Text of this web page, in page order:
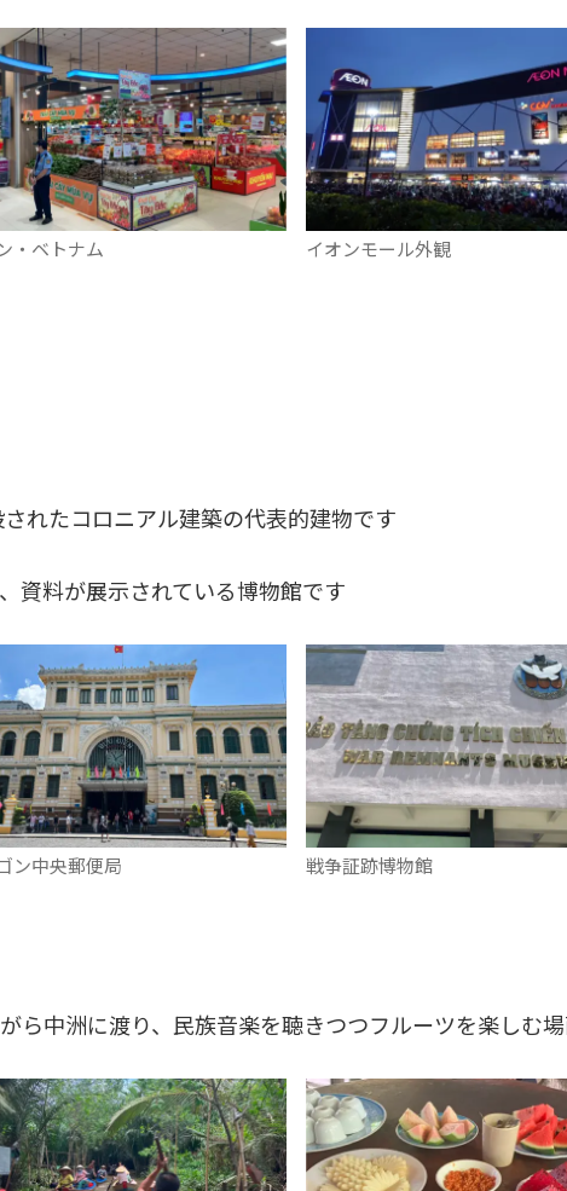
・ベトナム イオンモール外観
れたコロニアル建築の代表的建物です
資料が展示されている博物館です
ン中央郵便局 戦争証跡博物館
ら中洲に渡り、民族音楽を聴きつつフルーツを楽しむ